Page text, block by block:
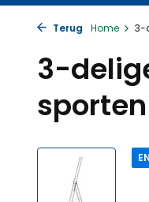
Terug Home 3-
3-
sporten